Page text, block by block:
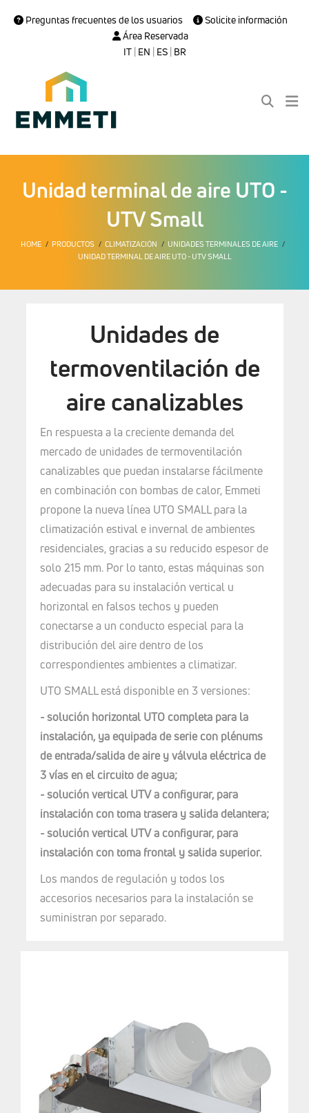
Preguntas frecuentes de los usuarios
Solicite información
Área Reservada
IT| EN | ES| BR
Unidad terminal de aire UTO -
UTV Small
HOME PRODUCTOS CLIMATIZACIÓN
UNIDADES TERMINALES DE AIRE
UNIDAD TERMINAL DE AIRE UTO - UTV SMALL
Unidades de
termoventilación de
aire canalizables
En respuesta a la creciente demanda del
mercado de unidades de termoventilación
canalizables que puedan instalarse fácilmente
en combinación con bombas de calor, Emmeti
propone la nueva línea UTO SMALL para la
climatización estival e invernal de ambientes
residenciales, gracias a su reducido espesor de
solo 215 mm. Por lo tanto, estas máquinas son
adecuadas para su instalación vertical u
horizontal en falsos techos y pueden
conectarse a un conducto especial para la
distribución del aire dentro de los
correspondientes ambientes a climatizar.
UTO SMALL está disponible en 3 versiones:
- solución horizontal UTO completa para la
instalación, ya equipada de serie con plénums
de entrada/salida de aire y válvula eléctrica de
3 vías en el circuito de agua;
- solución vertical UTV a configurar, para
instalación con toma trasera y salida delantera;
- solución vertical UTV a configurar, para
instalación con toma frontal y salida superior.
Los mandos de regulación y todos los
accesorios necesarios para la instalación se
suministran por separado.